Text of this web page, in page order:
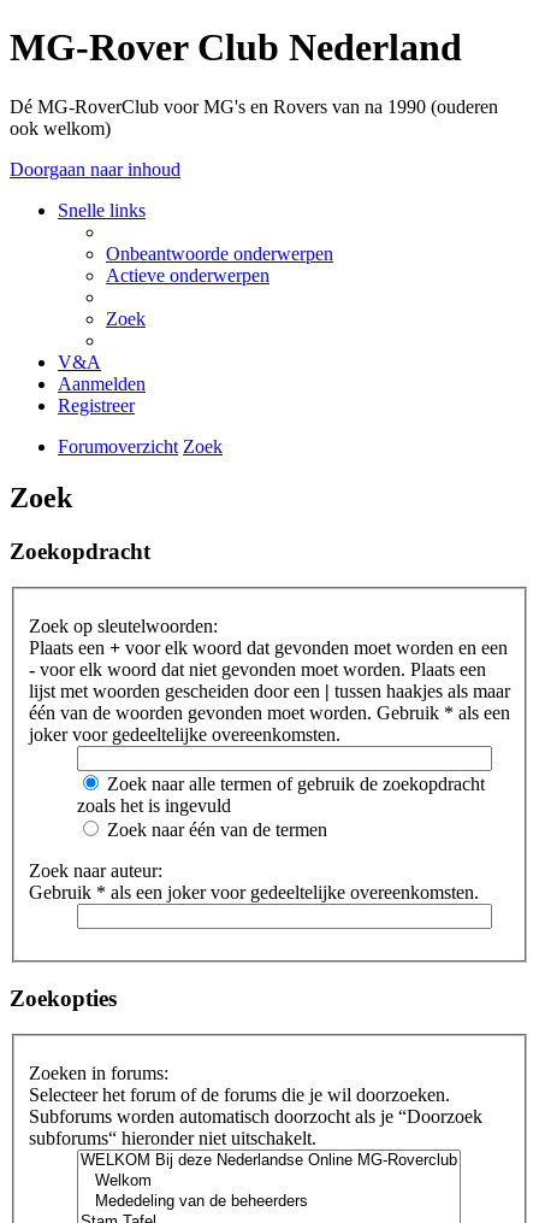
MG-Rover Club Nederland
Dé MG-RoverClub voor MG's en Rovers van na 1990 (ouderen
ook welkom)
Doorgaan naar inhoud
Snelle links
Onbeantwoorde onderwerpen
Actieve onderwerpen
Zoek
V&A
Aanmelden
Registreer
Forumoverzicht Zoek
Zoek
Zoekopdracht
Zoek op sleutelwoorden:
Plaats een + voor elk woord dat gevonden moet worden en een
- voor elk woord dat niet gevonden moet worden. Plaats een
lijst met woorden gescheiden door een | tussen haakjes als maar
één van de woorden gevonden moet worden. Gebruik * als een
joker voor gedeeltelijke overeenkomsten.
Zoek naar alle termen of gebruik de zoekopdracht
zoals het is ingevuld
Zoek naar één van de termen
Zoek naar auteur:
Gebruik * als een joker voor gedeeltelijke overeenkomsten.
Zoekopties
Zoeken in forums:
Selecteer het forum of de forums die je wil doorzoeken.
Subforums worden automatisch doorzocht als je “Doorzoek
subforums“ hieronder niet uitschakelt.